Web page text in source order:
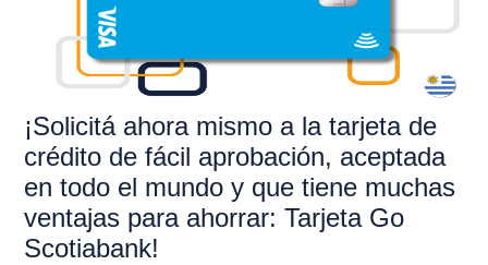
¡Solicitá ahora mismo a la tarjeta de
crédito de fácil aprobación, aceptada
en todo el mundo y que tiene muchas
ventajas para ahorrar: Tarjeta Go
Scotiabank!